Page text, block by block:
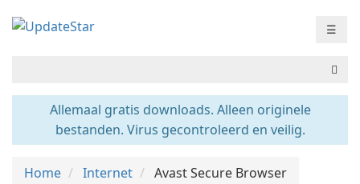
☰
Allemaal gratis downloads. Alleen originele
bestanden. Virus gecontroleerd en veilig.
Home Internet Avast Secure Browser